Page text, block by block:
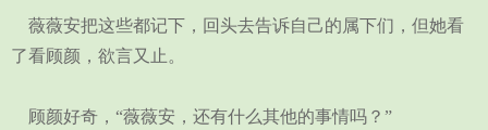
薇薇安把这些都记下，回头去告诉自己的属下们，但她看
了看顾颜，欲言又止。
顾颜好奇，“薇薇安，还有什么其他的事情吗？”